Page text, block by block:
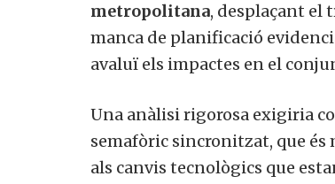
metropolitana, desplaçant el
manca de planificació
avaluï els impactes en el
Una anàlisi rigorosa exigiria
semafòric sincronitzat, que és
als canvis tecnològics que